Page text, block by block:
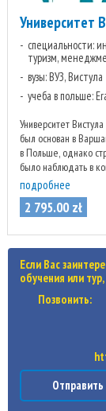
Университет
специальности:
туризм,
вузы: ВУЗ, Вистула
учеба в польше:
Университет
был основан в
в Польше, однако
было наблюдать в
подробнее
2 795.00 zł
Если Вас
обучения или
Позвонить:
Отправить